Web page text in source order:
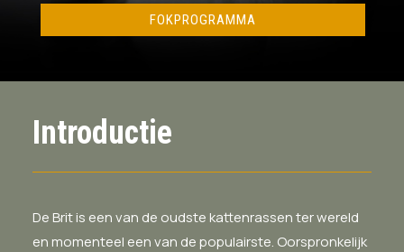
FOKPROGRAMMA
Introductie
De Brit is een van de oudste kattenrassen ter wereld
en momenteel een van de populairste. Oorspronkelijk